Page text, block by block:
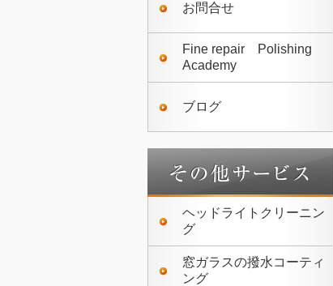
お問合せ
Fine repair Polishing
Academy
ブログ
ヘッドライトクリーニン
グ
窓ガラスの撥水コーティ
ング